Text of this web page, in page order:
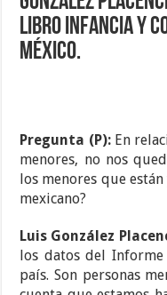
libro Infancia y
México.
Pregunta (P):En
menores, no nos
los menores que
mexicano?
Luis González
los datos del
país. Son personas